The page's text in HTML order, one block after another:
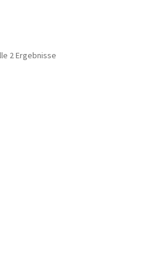
2 Ergebnisse